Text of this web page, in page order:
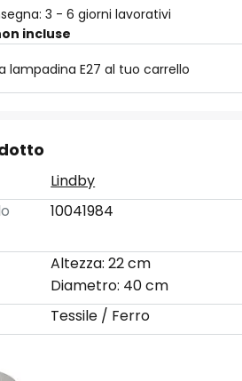
3 - 6 giorni lavorativi
incluse
lampadina E27 al tuo carrello
Lindby
10041984
Altezza: 22 cm
Diametro: 40 cm
Tessile / Ferro